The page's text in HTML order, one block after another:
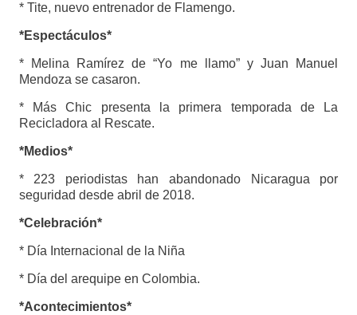
* Tite, nuevo entrenador de Flamengo.
*Espectáculos*
* Melina Ramírez de “Yo me llamo” y Juan Manuel
Mendoza se casaron.
* Más Chic presenta la primera temporada de La
Recicladora al Rescate.
*Medios*
* 223 periodistas han abandonado Nicaragua por
seguridad desde abril de 2018.
*Celebración*
* Día Internacional de la Niña
* Día del arequipe en Colombia.
*Acontecimientos*